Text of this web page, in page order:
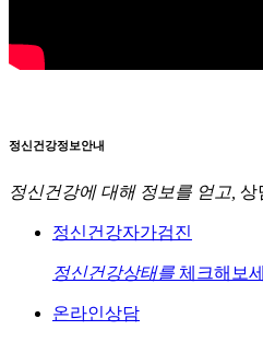
정신건강정보안내
정신건강에 대해 정보를 얻고, 상
정신건강자가검진
정신건강상태를 체크해보
온라인상담